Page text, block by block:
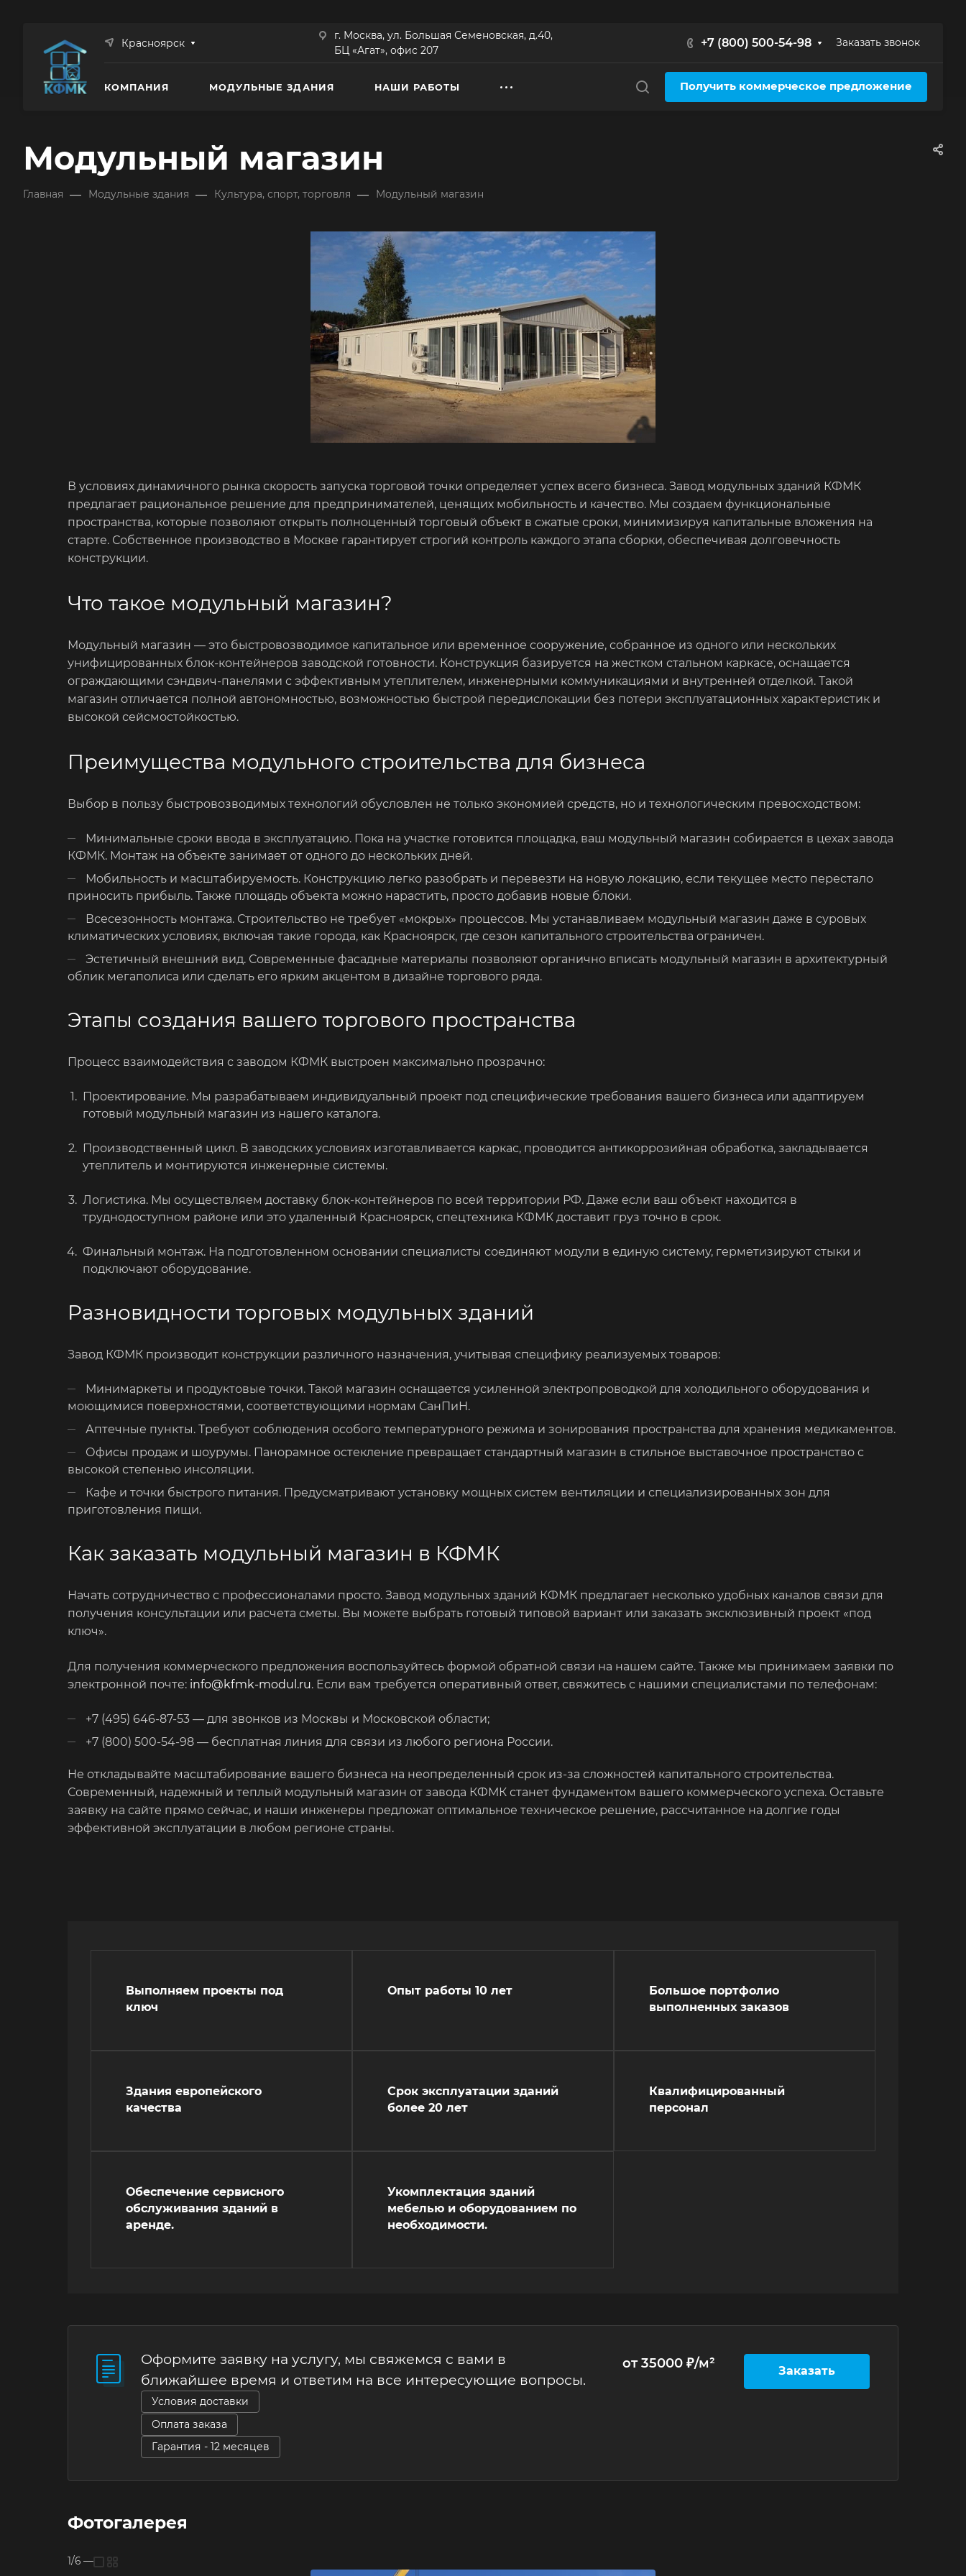
Красноярск
г. Москва, ул. Большая Семеновская, д.40,
БЦ «Агат», офис 207
+7 (800) 500-54-98 Заказать звонок
КОМПАНИЯ МОДУЛЬНЫЕ ЗДАНИЯ НАШИ РАБОТЫ Получить коммерческое предложение
Модульный магазин
Главная — Модульные здания — Культура, спорт, торговля — Модульный магазин
В условиях динамичного рынка скорость запуска торговой точки определяет успех всего бизнеса. Завод модульных зданий КФМК
предлагает рациональное решение для предпринимателей, ценящих мобильность и качество. Мы создаем функциональные
пространства, которые позволяют открыть полноценный торговый объект в сжатые сроки, минимизируя капитальные вложения на
старте. Собственное производство в Москве гарантирует строгий контроль каждого этапа сборки, обеспечивая долговечность
конструкции.
Что такое модульный магазин?
Модульный магазин — это быстровозводимое капитальное или временное сооружение, собранное из одного или нескольких
унифицированных блок-контейнеров заводской готовности. Конструкция базируется на жестком стальном каркасе, оснащается
ограждающими сэндвич-панелями с эффективным утеплителем, инженерными коммуникациями и внутренней отделкой. Такой
магазин отличается полной автономностью, возможностью быстрой передислокации без потери эксплуатационных характеристик и
высокой сейсмостойкостью.
Преимущества модульного строительства для бизнеса
Выбор в пользу быстровозводимых технологий обусловлен не только экономией средств, но и технологическим превосходством:
Минимальные сроки ввода в эксплуатацию. Пока на участке готовится площадка, ваш модульный магазин собирается в цехах завода
КФМК. Монтаж на объекте занимает от одного до нескольких дней.
Мобильность и масштабируемость. Конструкцию легко разобрать и перевезти на новую локацию, если текущее место перестало
приносить прибыль. Также площадь объекта можно нарастить, просто добавив новые блоки.
Всесезонность монтажа. Строительство не требует «мокрых» процессов. Мы устанавливаем модульный магазин даже в суровых
климатических условиях, включая такие города, как Красноярск, где сезон капитального строительства ограничен.
Эстетичный внешний вид. Современные фасадные материалы позволяют органично вписать модульный магазин в архитектурный
облик мегаполиса или сделать его ярким акцентом в дизайне торгового ряда.
Этапы создания вашего торгового пространства
Процесс взаимодействия с заводом КФМК выстроен максимально прозрачно:
Проектирование. Мы разрабатываем индивидуальный проект под специфические требования вашего бизнеса или адаптируем
готовый модульный магазин из нашего каталога.
Производственный цикл. В заводских условиях изготавливается каркас, проводится антикоррозийная обработка, закладывается
утеплитель и монтируются инженерные системы.
Логистика. Мы осуществляем доставку блок-контейнеров по всей территории РФ. Даже если ваш объект находится в
труднодоступном районе или это удаленный Красноярск, спецтехника КФМК доставит груз точно в срок.
Финальный монтаж. На подготовленном основании специалисты соединяют модули в единую систему, герметизируют стыки и
подключают оборудование.
Разновидности торговых модульных зданий
Завод КФМК производит конструкции различного назначения, учитывая специфику реализуемых товаров:
Минимаркеты и продуктовые точки. Такой магазин оснащается усиленной электропроводкой для холодильного оборудования и
моющимися поверхностями, соответствующими нормам СанПиН.
Аптечные пункты. Требуют соблюдения особого температурного режима и зонирования пространства для хранения медикаментов.
Офисы продаж и шоурумы. Панорамное остекление превращает стандартный магазин в стильное выставочное пространство с
высокой степенью инсоляции.
Кафе и точки быстрого питания. Предусматривают установку мощных систем вентиляции и специализированных зон для
приготовления пищи.
Как заказать модульный магазин в КФМК
Начать сотрудничество с профессионалами просто. Завод модульных зданий КФМК предлагает несколько удобных каналов связи для
получения консультации или расчета сметы. Вы можете выбрать готовый типовой вариант или заказать эксклюзивный проект «под
ключ».
Для получения коммерческого предложения воспользуйтесь формой обратной связи на нашем сайте. Также мы принимаем заявки по
электронной почте: info@kfmk-modul.ru. Если вам требуется оперативный ответ, свяжитесь с нашими специалистами по телефонам:
+7 (495) 646-87-53 — для звонков из Москвы и Московской области;
+7 (800) 500-54-98 — бесплатная линия для связи из любого региона России.
Не откладывайте масштабирование вашего бизнеса на неопределенный срок из-за сложностей капитального строительства.
Современный, надежный и теплый модульный магазин от завода КФМК станет фундаментом вашего коммерческого успеха. Оставьте
заявку на сайте прямо сейчас, и наши инженеры предложат оптимальное техническое решение, рассчитанное на долгие годы
эффективной эксплуатации в любом регионе страны.
Выполняем проекты под
ключ
Опыт работы 10 лет
Большое портфолио
выполненных заказов
Здания европейского
качества
Срок эксплуатации зданий
более 20 лет
Квалифицированный
персонал
Обеспечение сервисного
обслуживания зданий в
аренде.
Укомплектация зданий
мебелью и оборудованием по
необходимости.
Оформите заявку на услугу, мы свяжемся с вами в
ближайшее время и ответим на все интересующие вопросы.
Условия доставки
Оплата заказа
Гарантия - 12 месяцев
от 35000 ₽/м² Заказать
Фотогалерея
1/6 —